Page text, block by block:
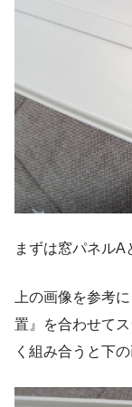
まずは窓パネルA
上の画像を参考
置』を合わせて
く組み合うと下